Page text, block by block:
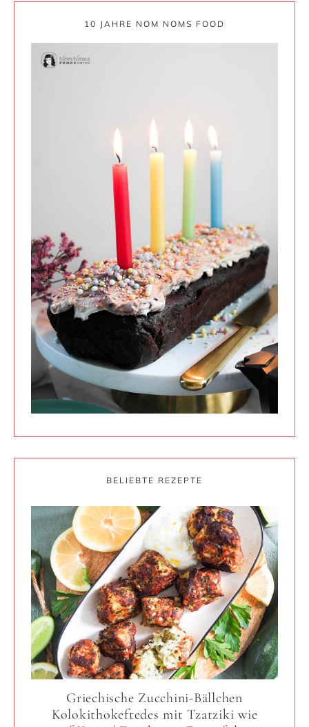
10 JAHRE NOM NOMS FOOD
BELIEBTE REZEPTE
Griechische Zucchini-Bällchen
Kolokithokeftedes mit Tzatziki wie